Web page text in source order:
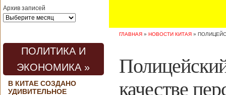
Архив записей
ПОЛИТИКА И
ЭКОНОМИКА »
В КИТАЕ СОЗДАНО
УДИВИТЕЛЬНОЕ
ГЛАВНАЯ » НОВОСТИ КИТАЯ »
качестве